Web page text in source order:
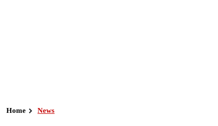
Home News